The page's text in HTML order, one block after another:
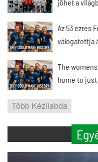
jöhet a
Az 53 ezres
válogatottja
The
home to
Több Kézilabda